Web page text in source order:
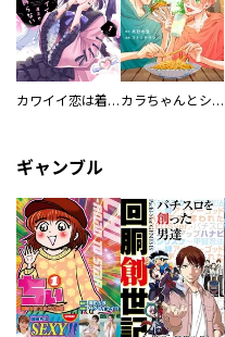
カワイイ恋は着飾らない カラちゃんとシトーさんと、 【分冊版】
ギャンブル